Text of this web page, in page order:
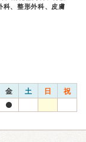
科、整形外科、皮膚
金 土 日 祝